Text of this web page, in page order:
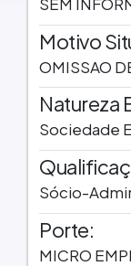
Motivo
OMISSAO
Natureza
Sociedade
Sócio-
Porte:
MICRO